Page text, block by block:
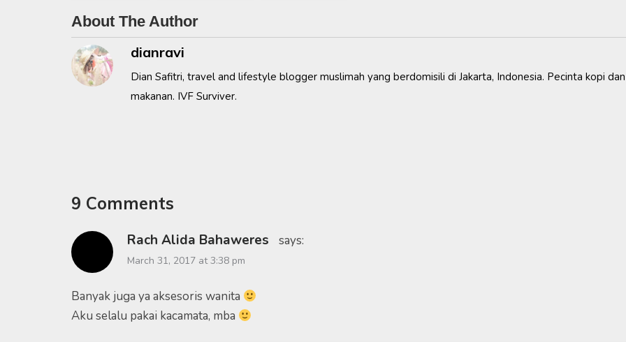
About The Author
dianravi
Dian Safitri, travel and lifestyle blogger muslimah yang berdomisili di Jakarta, Indonesia. Pecinta kopi dan
makanan. IVF Surviver.
9 Comments
Rach Alida Bahaweres says:
March 31, 2017 at 3:38 pm
Banyak juga ya aksesoris wanita
Aku selalu pakai kacamata, mba